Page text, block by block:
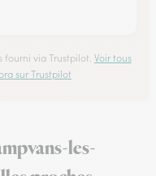
fourni via Trustpilot. Voir tous
sur Trustpilot
les-